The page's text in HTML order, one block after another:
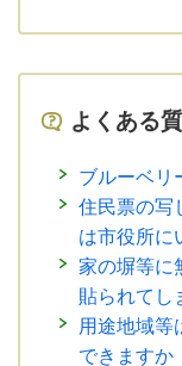
よくある
ブルーベリ
住民票の写
は市役所に
家の塀等に
貼られてし
用途地域等
できますか